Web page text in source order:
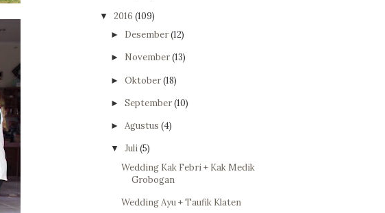
▼ 2016 (109)
► Desember(12)
► November(13)
► Oktober(18)
► September(10)
► Agustus (4)
▼ Juli(5)
Wedding Kak Febri + Kak Medik
Grobogan
Wedding Ayu + Taufik Klaten